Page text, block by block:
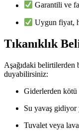
Garantili ve
Uygun fiyat,
Tıkanıklık
Aşağıdaki belirtilerden
duyabilirsiniz:
Giderlerden
Su yavaş gidiyor
Tuvalet veya